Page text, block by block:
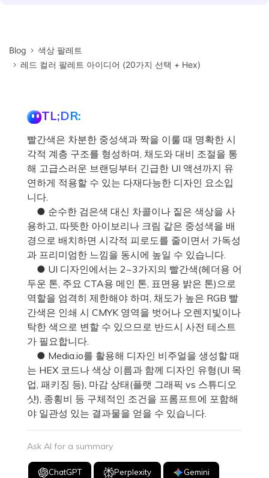
Blog
색상 팔레트
레드 컬러 팔레트 아이디어 (20가지 선택 + Hex)
TL;DR:
빨간색은 차분한 중성색과 짝을 이룰 때 명확한 시
각적 계층 구조를 형성하며, 채도와 대비 조절을 통
해 고급스러운 브랜딩부터 긴급한 UI 액션까지 유
연하게 적용할 수 있는 다재다능한 디자인 요소입
니다.
● 순수한 검은색 대신 차콜이나 짙은 색상을 사
용하고, 따뜻한 아이보리나 크림 같은 중성색을 배
경으로 배치하면 시각적 피로도를 줄이면서 가독성
과 프리미엄한 느낌을 동시에 높일 수 있습니다.
● UI 디자인에서는 2~3가지의 빨간색(헤더용 어
두운 톤, 주요 CTA용 메인 톤, 표면용 밝은 톤)으로
역할을 엄격히 제한해야 하며, 채도가 높은 RGB 빨
간색은 인쇄 시 CMYK 영역을 벗어나 오렌지빛이나
탁한 색으로 변할 수 있으므로 반드시 사전 테스트
가 필요합니다.
● Media.io를 활용해 디자인 비주얼을 생성할 때
는 HEX 코드나 색상 이름과 함께 디자인 유형(UI 목
업, 패키징 등), 마감 상태(플랫 그래픽 vs 스튜디오
샷), 종횡비 등 구체적인 조건을 프롬프트에 포함해
야 일관성 있는 결과물을 얻을 수 있습니다.
Ask AI for a summary
ChatGPT Perplexity Gemini